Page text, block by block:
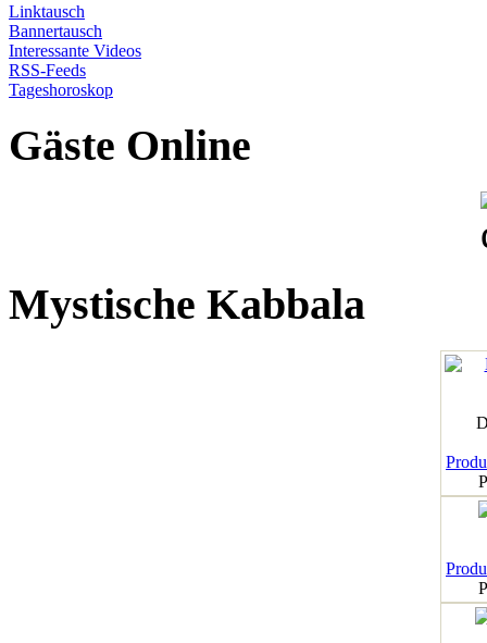
Linktausch
Bannertausch
Interessante Videos
RSS-Feeds
Tageshoroskop
Gäste Online
Mystische Kabbala